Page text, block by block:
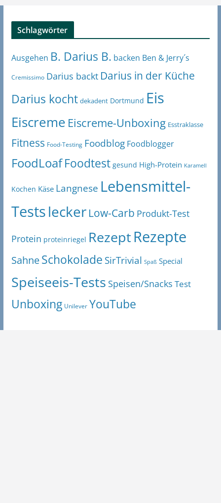
Schlagwörter
Ausgehen B. Darius B. backen Ben & Jerry´s
Cremissimo Darius backt Darius in der Küche
Darius kocht dekadent Dortmund Eis
Eiscreme Eiscreme-Unboxing Esstraklasse
Fitness Food-Testing Foodblog Foodblogger
FoodLoaf Foodtest gesund High-Protein Karamell
Kochen Käse Langnese Lebensmittel-
Testslecker Low-Carb Produkt-Test
Protein proteinriegel RezeptRezepte
SahneSchokolade SirTrivial Spaß Special
Speiseeis-Tests Speisen/Snacks Test
Unboxing Unilever YouTube